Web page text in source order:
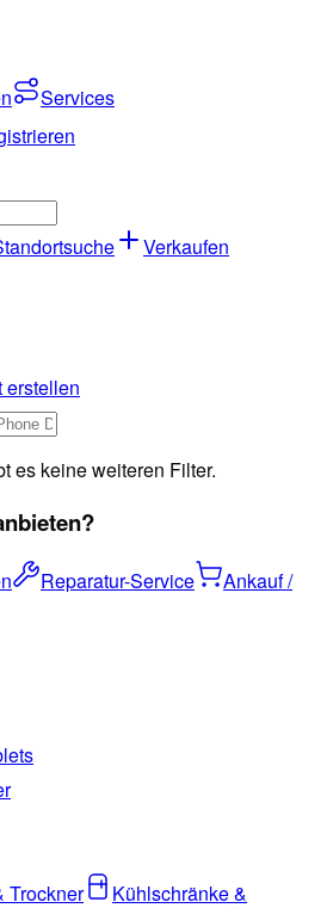
Services
Verkaufen
erstellen
es keine weiteren Filter.
Reparatur-Service
Ankauf /
Trockner
Kühlschränke &